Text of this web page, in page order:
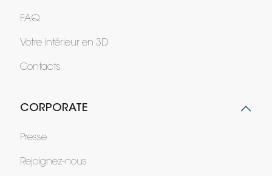
FAQ
Votre intérieur en 3D
Contacts
CORPORATE
Presse
Rejoignez-nous